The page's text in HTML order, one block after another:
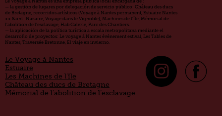
Le Voyage à Nantes es una empresa pública local encargada de :
— la gestión de lugares por delegación de servicio público: Château des ducs
de Bretagne, recorridos artísticos (Voyage à Nantes permanent, Estuaire Nantes
<> Saint- Nazaire, Voyage dans le Vignoble), Machines de l'île, Mémorial de
l'abolition de l'esclavage, Hab Galerie, Parc des Chantiers.
— la aplicación de la política turística a escala metropolitana mediante el
desarrollo de proyectos: Le voyage à Nantes événement estival, Les Tables de
Nantes, Traversée Bretonne, El viaje en invierno.
Le Voyage à Nantes
Estuaire
Les Machines de l’île
Château des ducs de Bretagne
Mémorial de l’abolition de l’esclavage